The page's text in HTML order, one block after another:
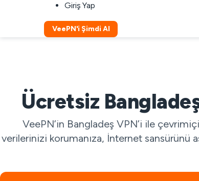
Giriş Yap
VeePN'i Şimdi Al
Ücretsiz
VeePN’in Bangladeş VPN’i ile
verilerinizi korumanıza, İnternet sansürünü